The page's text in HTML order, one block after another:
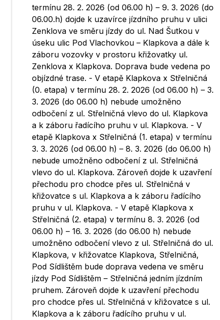
termínu 28. 2. 2026 (od 06.00 h) – 9. 3. 2026 (do
06.00.h) dojde k uzavírce jízdního pruhu v ulici
Zenklova ve směru jízdy do ul. Nad Šutkou v
úseku ulic Pod Vlachovkou – Klapkova a dále k
záboru vozovky v prostoru křižovatky ul.
Zenklova x Klapkova. Doprava bude vedena po
objízdné trase. - V etapě Klapkova x Střelničná
(0. etapa) v termínu 28. 2. 2026 (od 06.00 h) – 3.
3. 2026 (do 06.00 h) nebude umožněno
odbočení z ul. Střelničná vlevo do ul. Klapkova
a k záboru řadícího pruhu v ul. Klapkova. - V
etapě Klapkova x Střelničná (1. etapa) v termínu
3. 3. 2026 (od 06.00 h) – 8. 3. 2026 (do 06.00 h)
nebude umožněno odbočení z ul. Střelničná
vlevo do ul. Klapkova. Zároveň dojde k uzavření
přechodu pro chodce přes ul. Střelničná v
křižovatce s ul. Klapkova a k záboru řadícího
pruhu v ul. Klapkova. - V etapě Klapkova x
Střelničná (2. etapa) v termínu 8. 3. 2026 (od
06.00 h) – 16. 3. 2026 (do 06.00 h) nebude
umožněno odbočení vlevo z ul. Střelničná do ul.
Klapkova, v křižovatce Klapkova, Střelničná,
Pod Sídlištěm bude doprava vedena ve směru
jízdy Pod Sídlištěm – Střelničná jedním jízdním
pruhem. Zároveň dojde k uzavření přechodu
pro chodce přes ul. Střelničná v křižovatce s ul.
Klapkova a k záboru řadícího pruhu v ul.